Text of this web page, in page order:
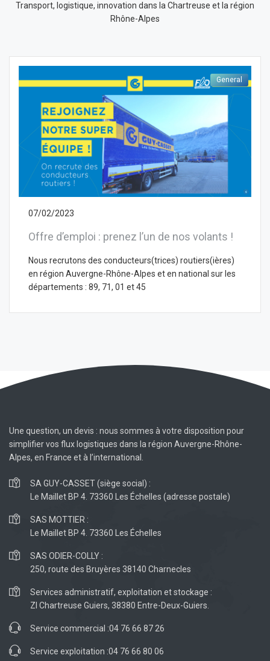
Transport, logistique, innovation dans la Chartreuse et la région
Rhône-Alpes
General
07/02/2023
Offre d’emploi : prenez l’un de nos volants !
Nous recrutons des conducteurs(trices) routiers(ières)
en région Auvergne-Rhône-Alpes et en national sur les
départements : 89, 71, 01 et 45
Une question, un devis : nous sommes à votre disposition pour
simplifier vos flux logistiques dans la région Auvergne-Rhône-
Alpes, en France et à l’international.
SA GUY-CASSET (siège social) :
Le Maillet BP 4. 73360 Les Échelles (adresse postale)
SAS MOTTIER :
Le Maillet BP 4. 73360 Les Échelles
SAS ODIER-COLLY :
250, route des Bruyères 38140 Charnecles
Services administratif, exploitation et stockage :
ZI Chartreuse Guiers, 38380 Entre-Deux-Guiers.
Service commercial :04 76 66 87 26
Service exploitation :04 76 66 80 06